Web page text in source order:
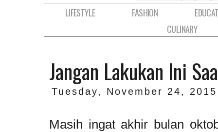
LIFESTYLE FASHION
CULINARY
Jangan Lakukan Ini
Tuesday, November 24, 2015
Masih ingat akhir bulan